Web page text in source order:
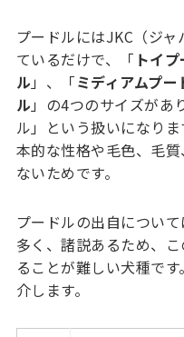
プードルにはJKC（ジ
ているだけで、「 トイ
ル 」、「ミディアムプー
ル 」の4つのサイズがあ
ル」という扱いになり
本的な性格や毛色、毛
ないためです。
プードルの出自につい
多く、諸説あるため、
ることが難しい犬種で
介します。